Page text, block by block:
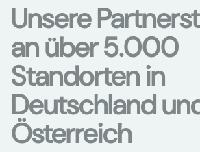
Unsere
an über 5.000
Standorten in
Deutschland
Österreich